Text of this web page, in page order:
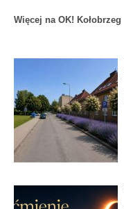
Więcej na OK! Kołobrzeg